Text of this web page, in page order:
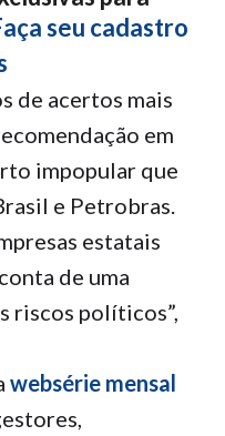
seu cadastro
de acertos mais
em
impopular que
e Petrobras.
estatais
de uma
riscos políticos”,
websérie mensal